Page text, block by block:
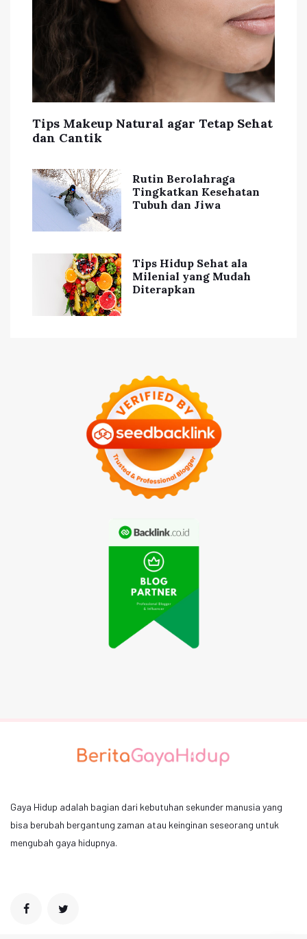
Tips Makeup Natural agar Tetap Sehat
dan Cantik
Rutin Berolahraga
Tingkatkan Kesehatan
Tubuh dan Jiwa
Tips Hidup Sehat ala
Milenial yang Mudah
Diterapkan
Gaya Hidup adalah bagian dari kebutuhan sekunder manusia yang
bisa berubah bergantung zaman atau keinginan seseorang untuk
mengubah gaya hidupnya.